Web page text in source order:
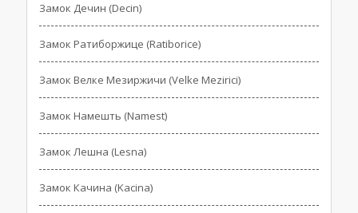
Замок Дечин (Decin)
Замок Ратиборжице (Ratiborice)
Замок Велке Мезиржичи (Velke Mezirici)
Замок Намешть (Namest)
Замок Лешна (Lesna)
Замок Качина (Kacina)